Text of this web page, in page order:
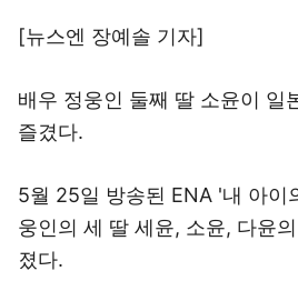
[뉴스엔 장예솔 기자]
배우 정웅인 둘째 딸 소윤이 일
즐겼다.
5월 25일 방송된 ENA '내 아이
웅인의 세 딸 세윤, 소윤, 다윤
졌다.